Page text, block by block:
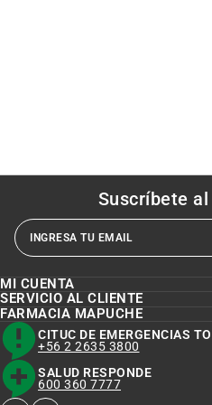
Suscríbete al
MI CUENTA
SERVICIO AL CLIENTE
FARMACIA MAPUCHE
CITUC DE EMERGENCIAS
+56 2 2635 3800
SALUD RESPONDE
600 360 7777